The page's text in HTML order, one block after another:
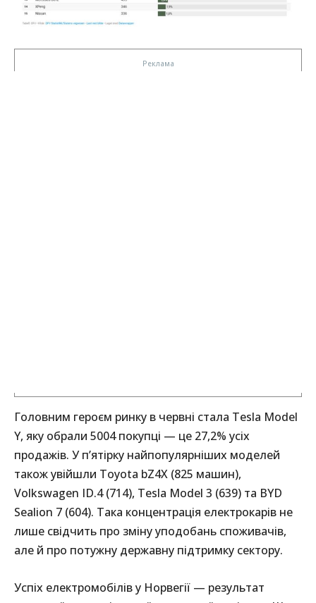
Головним героєм ринку в червні стала Tesla Model
Y, яку обрали 5004 покупці — це 27,2% усіх
продажів. У п’ятірку найпопулярніших моделей
також увійшли Toyota bZ4X (825 машин),
Volkswagen ID.4 (714), Tesla Model 3 (639) та BYD
Sealion 7 (604). Така концентрація електрокарів не
лише свідчить про зміну уподобань споживачів,
але й про потужну державну підтримку сектору.
Успіх електромобілів у Норвегії — результат